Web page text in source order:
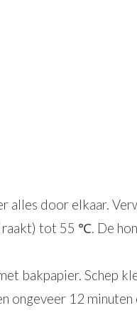
alles door elkaar.
tot 55 ℃. De
bakpapier. Schep
ongeveer 12 minuten